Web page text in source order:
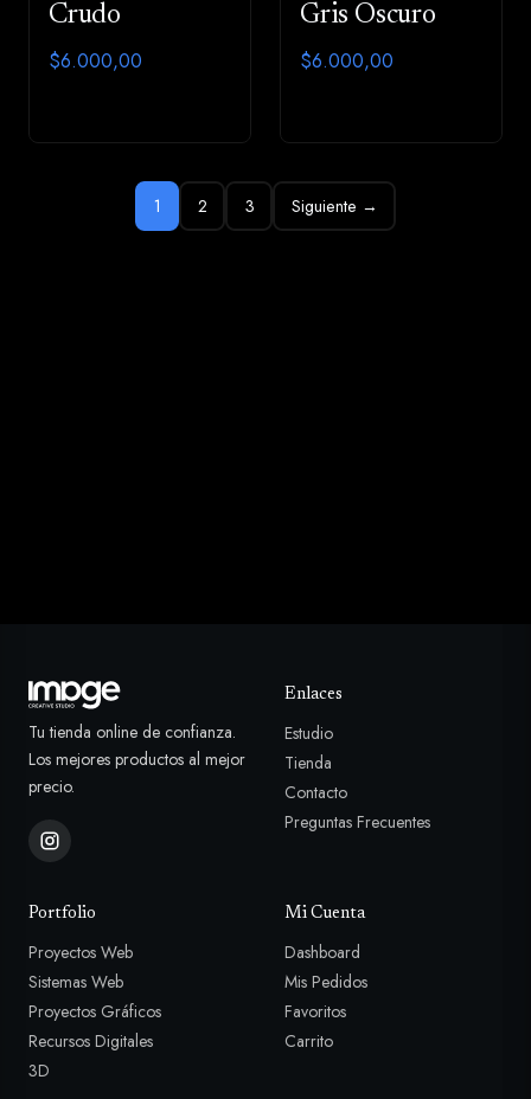
Crudo
$6.000,00
Gris Oscuro
$6.000,00
1 2 3 Siguiente →
Tu tienda online de confianza.
Los mejores productos al mejor
precio.
Enlaces
Estudio
Tienda
Contacto
Preguntas Frecuentes
Portfolio
Proyectos Web
Sistemas Web
Proyectos Gráficos
Recursos Digitales
3D
Mi Cuenta
Dashboard
Mis Pedidos
Favoritos
Carrito